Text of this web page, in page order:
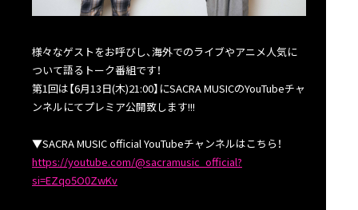
様々なゲストをお呼びし、海外でのライブやアニメ人気に
ついて語るトーク番組です！
第1回は【6月13日(木)21:00】にSACRA MUSICのYouTubeチャ
ンネルにてプレミア公開致します!!!
▼SACRA MUSIC official YouTubeチャンネルはこちら！
https://youtube.com/@sacramusic_official?
si=EZqo5O0ZwKv